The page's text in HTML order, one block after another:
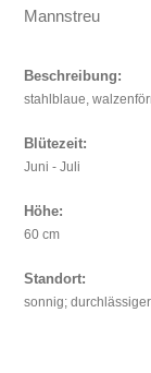
Mannstreu
Beschreibung:
stahlblaue,
Blütezeit:
Juni - Juli
Höhe:
60 cm
Standort:
sonnig;